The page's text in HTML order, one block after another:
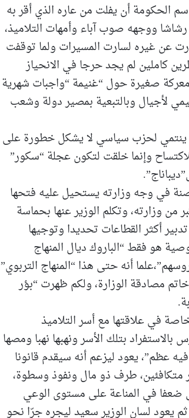
الحكومة أن يفلت من عاره الذي أقر به
رشاشا ووجهه صوب آباء وأمهات التلاميذ،
عن غيره لسارت المسيرات ولما توقفت
كاملين لم يجد حرجا في الانحياز
صغيرة حول “غنيمة “واجبات شهرية
لأجيال وبالتبعية بمصير دولة وشعب
ينتمي لحزب سياسي لا يشكل خطورة على
وإنما خلقت لتكون عجلة “سكور”
في وجه وزارته يستحيل عليه فتحها
من وزارته، وتكلم الوزير عنها بحماسة
أكثر القطاعات تحديدا وتوجيها
هو فقط “الباروك ديال المنهاج
أنه حتى هذا “المنهاج التربوي”
مصادقة الوزارة، ولكم ظهرت “بؤر
في علاقتها مع أسر التلاميذ
بتلك الأسر ونهبها نهبا ومصها
عظم”، يعود ليزعم أنه سيقدم قانونا
طرف ذو مال ونفوذ وسطوة،
في المناعة على مستوى الوعي
يعود لسان الوزير سعيد ليجره جرّا نحو